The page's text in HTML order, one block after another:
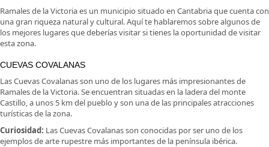
Ramales de la Victoria es un municipio situado en Cantabria que cuenta con
una gran riqueza natural y cultural. Aquí te hablaremos sobre algunos de
los mejores lugares que deberías visitar si tienes la oportunidad de visitar
esta zona.
CUEVAS COVALANAS
Las Cuevas Covalanas son uno de los lugares más impresionantes de
Ramales de la Victoria. Se encuentran situadas en la ladera del monte
Castillo, a unos 5 km del pueblo y son una de las principales atracciones
turísticas de la zona.
Curiosidad: Las Cuevas Covalanas son conocidas por ser uno de los
ejemplos de arte rupestre más importantes de la península ibérica.